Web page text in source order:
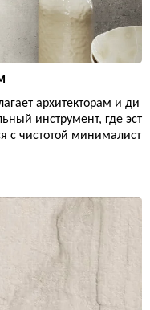
архитекторам и ди
инструмент, где эст
с чистотой минималист